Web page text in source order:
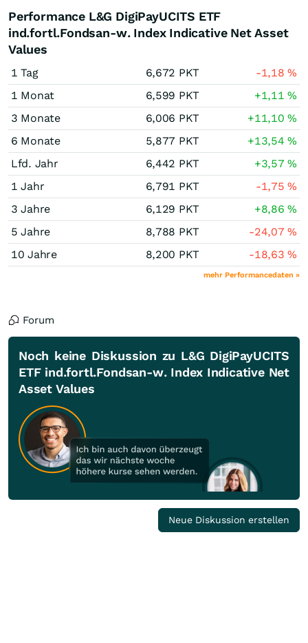
Performance L&G DigiPayUCITS ETF
ind.fortl.Fondsan-w. Index Indicative Net Asset
Values
1 Tag 6,672 PKT -1,18%
1 Monat
6,599 PKT +1,11%
3 Monate
6,006 PKT +11,10%
6 Monate
5,877 PKT +13,54%
Lfd. Jahr
6,442 PKT +3,57%
1 Jahr
6,791 PKT -1,75%
3 Jahre
6,129 PKT +8,86%
5 Jahre
8,788 PKT -24,07%
10 Jahre
8,200 PKT -18,63%
mehr Performancedaten »
Forum
Noch keine Diskussion zu L&G DigiPayUCITS
ETF ind.fortl.Fondsan-w. Index Indicative Net
Asset Values
Neue Diskussion erstellen